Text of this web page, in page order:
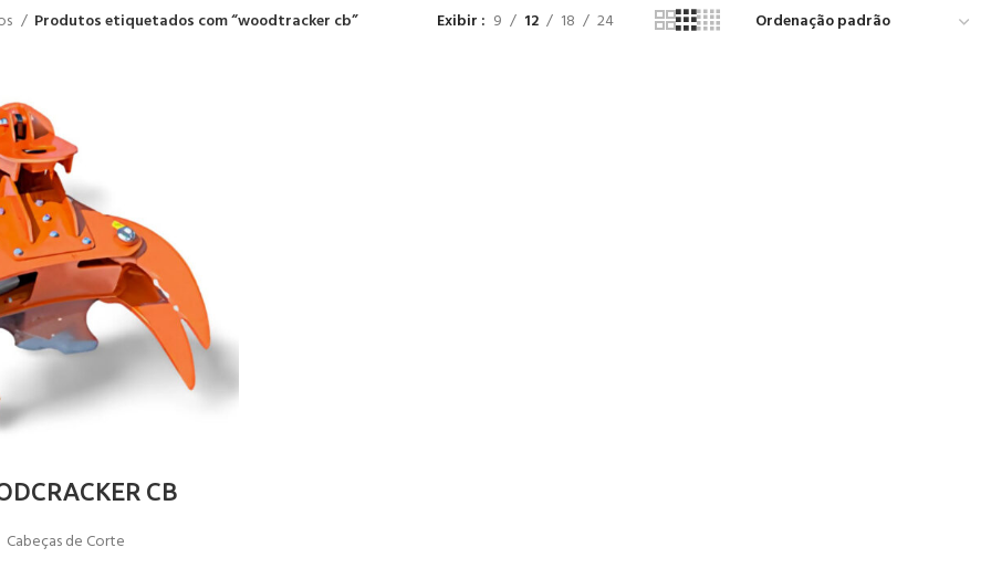
Produtos etiquetados com “woodtracker cb” Exibir 9 12 18 24
CB
Cabeças de Corte